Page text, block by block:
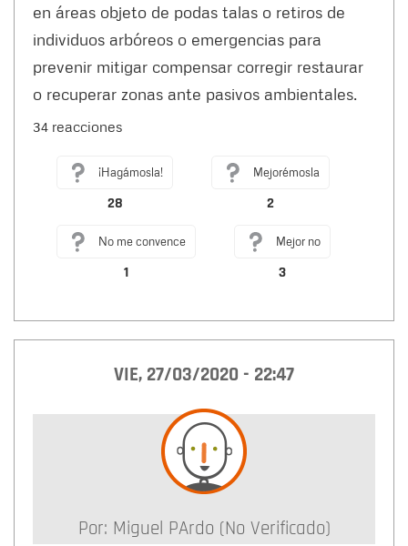
en áreas objeto de podas talas o retiros de
individuos arbóreos o emergencias para
prevenir mitigar compensar corregir restaurar
o recuperar zonas ante pasivos ambientales.
34 reacciones
¡Hagámosla!
28
Mejorémosla
2
No me convence
1
Mejor no
3
VIE, 27/03/2020 - 22:47
Por: Miguel PArdo (no Verificado)